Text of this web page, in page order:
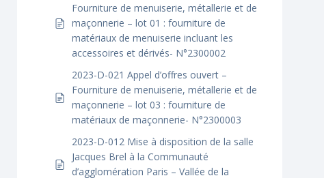
Fourniture de menuiserie, métallerie et de
maçonnerie – lot 01 : fourniture de
matériaux de menuiserie incluant les
accessoires et dérivés- N°2300002
2023-D-021 Appel d’offres ouvert –
Fourniture de menuiserie, métallerie et de
maçonnerie – lot 03 : fourniture de
matériaux de maçonnerie- N°2300003
2023-D-012 Mise à disposition de la salle
Jacques Brel à la Communauté
d’agglomération Paris – Vallée de la